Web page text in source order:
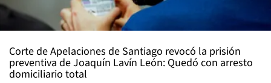
Corte de Apelaciones de Santiago revocó la prisión
preventiva de Joaquín Lavín León: Quedó con arresto
domiciliario total